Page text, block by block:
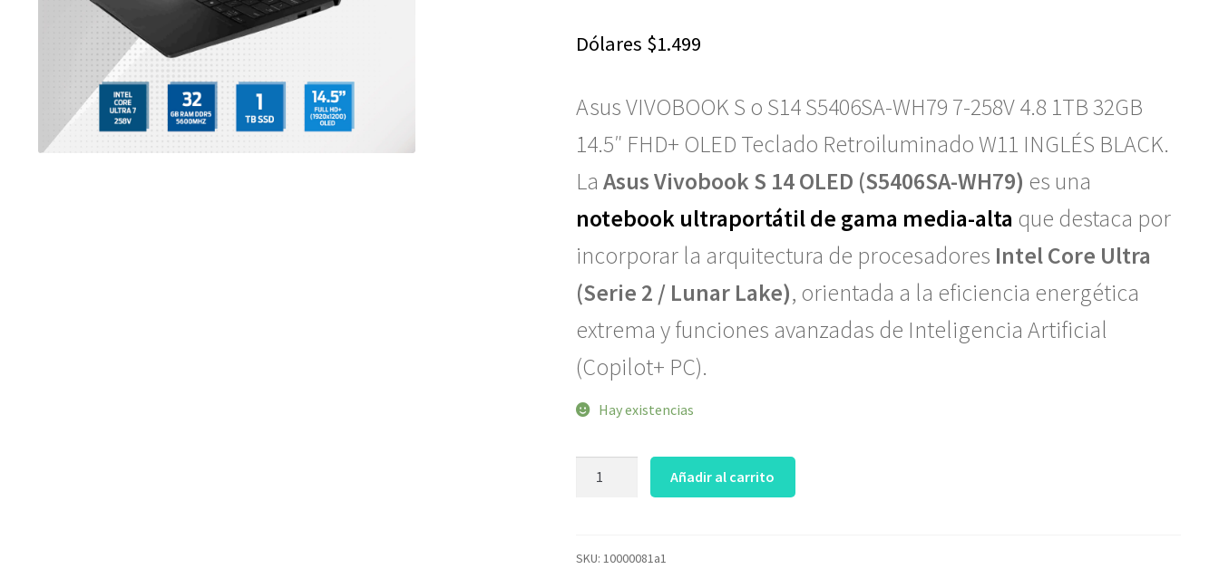
Dólares $1.499
Asus VIVOBOOK S o S14 S5406SA-WH79 7-258V 4.8 1TB 32GB
14.5″ FHD+ OLED Teclado Retroiluminado W11 INGLÉS BLACK.
La Asus Vivobook S 14 OLED (S5406SA-WH79) es una
notebook ultraportátil de gama media-alta que destaca por
incorporar la arquitectura de procesadores Intel Core Ultra
(Serie 2 / Lunar Lake), orientada a la eficiencia energética
extrema y funciones avanzadas de Inteligencia Artificial
(Copilot+ PC).
Hay existencias
S14
Añadir al carrito
SKU: 10000081a1